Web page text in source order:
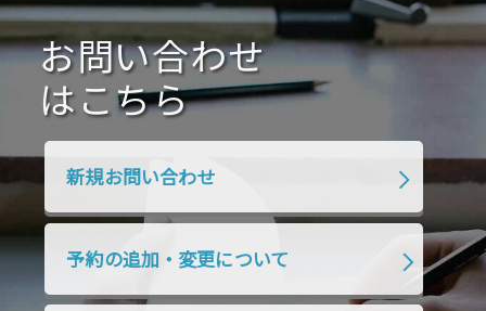
2020年10月 2020年9月 2020年8月
2020年7月 2020年6月 2020年5月
2020年4月 2020年3月 2020年2月
2019年10月 2019年9月
2019年4月
お問い合わせ
はこちら
新規お問い合わせ
予約の追加・変更について